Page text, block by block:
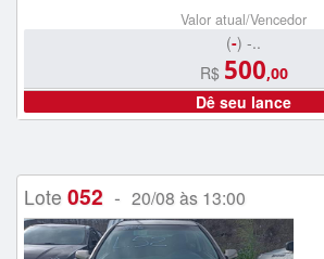
Valor atual/Vencedor
(-) -..
R$ 500,00
Dê seu lance
Lote 052 - 20/08 às 13:00